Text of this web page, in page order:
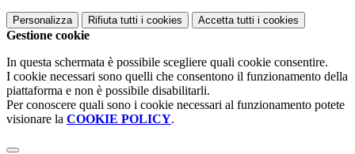
Personalizza Rifiuta tutti i cookies Accetta tutti i cookies
Gestione cookie
In questa schermata è possibile scegliere quali cookie consentire.
I cookie necessari sono quelli che consentono il funzionamento della
piattaforma e non è possibile disabilitarli.
Per conoscere quali sono i cookie necessari al funzionamento potete
visionare la COOKIE POLICY.